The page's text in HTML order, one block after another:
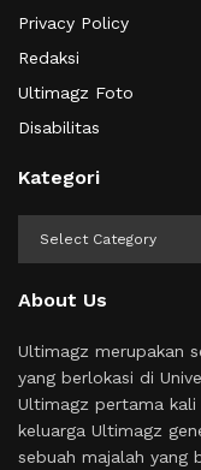
Privacy Policy
Redaksi
Ultimagz Foto
Disabilitas
Kategori
About Us
Ultimagz merupakan
yang berlokasi di
Ultimagz pertama
keluarga Ultimagz
sebuah majalah yang